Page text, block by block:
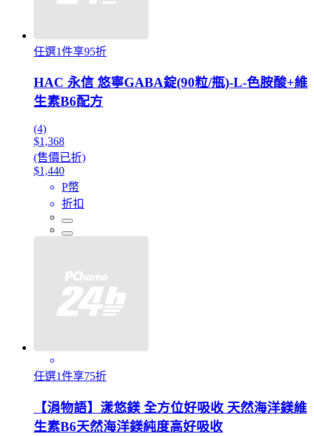
任選1件享95折
HAC 永信 悠寧GABA錠(90粒/瓶)-L-色胺酸+維
生素B6配方
(4)
$1,368
(售價已折)
$1,440
P幣
折扣
任選1件享75折
【涓物語】漾悠鎂 全方位好吸收 天然海洋鎂維
生素B6天然海洋鎂純度高好吸收